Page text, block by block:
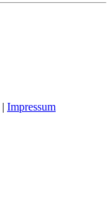
| Impressum